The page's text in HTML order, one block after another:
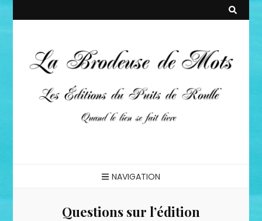
de Mots
NAVIGATION
Questions sur l’édition